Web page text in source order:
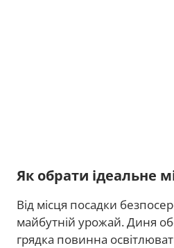
Як обрати ідеальне
Від місця посадки
майбутній урожай. Диня
грядка повинна